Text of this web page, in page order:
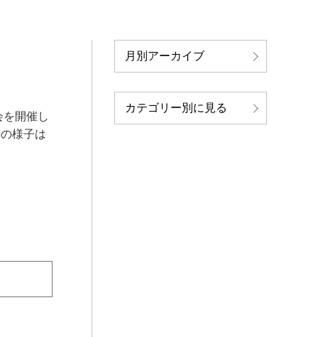
開催し
様子は
月別アーカイブ
カテゴリー別に見る